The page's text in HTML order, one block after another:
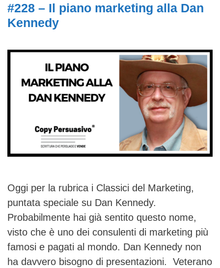
#228 – Il piano marketing alla Dan
Kennedy
Oggi per la rubrica i Classici del Marketing,
puntata speciale su Dan Kennedy.
Probabilmente hai già sentito questo nome,
visto che è uno dei consulenti di marketing più
famosi e pagati al mondo. Dan Kennedy non
ha davvero bisogno di presentazioni. Veterano